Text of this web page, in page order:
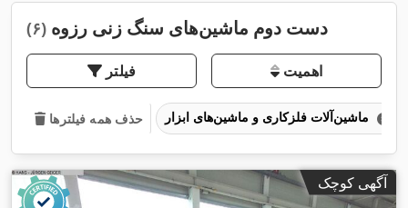
دست دوم ماشین‌های سنگ زنی رزوه (۶)
فیلتر اهمیت
حذف همه فیلترها
آگهی کوچک